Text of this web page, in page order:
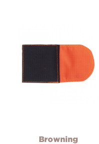
Browning